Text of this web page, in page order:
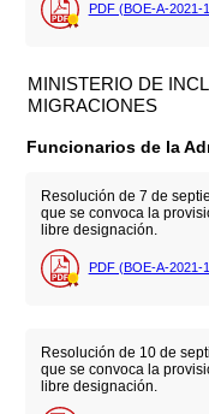
PDF (BOE-A-2021-
MINISTERIO DE
MIGRACIONES
Funcionarios de la
Resolución de 7 de
que se convoca la
libre designación.
PDF (BOE-A-2021-
Resolución de 10 de
que se convoca la
libre designación.